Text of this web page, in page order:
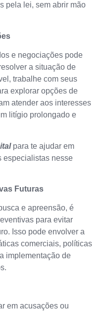
pela lei, sem abrir mão
e negociações pode
a situação de
trabalhe com seus
explorar opções de
atender aos interesses
litígio prolongado e
para te ajudar em
especialistas nesse
Futuras
e apreensão, é
para evitar
Isso pode envolver a
comerciais, políticas
implementação de
em acusações ou